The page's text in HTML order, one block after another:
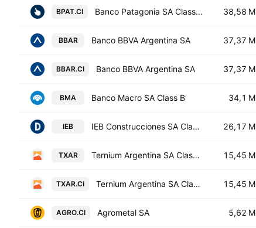
BPAT.CI Banco Patagonia SA Class B 38,58 M
BBAR Banco BBVA Argentina SA 37,37 M
BBAR.CI Banco BBVA Argentina SA 37,37 M
BMA Banco Macro SA Class B 34,1 M
IEB IEB Construcciones SA Class B 26,17 M
TXAR Ternium Argentina SA Class A 15,45 M
TXAR.CI Ternium Argentina SA Class A 15,45 M
AGRO.CI Agrometal SA 5,62 M